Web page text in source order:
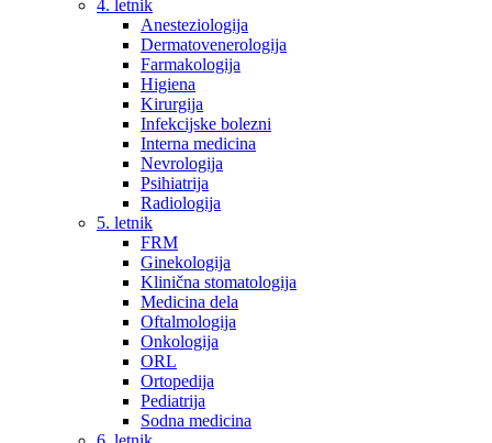
4. letnik
Anesteziologija
Dermatovenerologija
Farmakologija
Higiena
Kirurgija
Infekcijske bolezni
Interna medicina
Nevrologija
Psihiatrija
Radiologija
5. letnik
FRM
Ginekologija
Klinična stomatologija
Medicina dela
Oftalmologija
Onkologija
ORL
Ortopedija
Pediatrija
Sodna medicina